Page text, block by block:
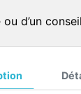
ou d’un